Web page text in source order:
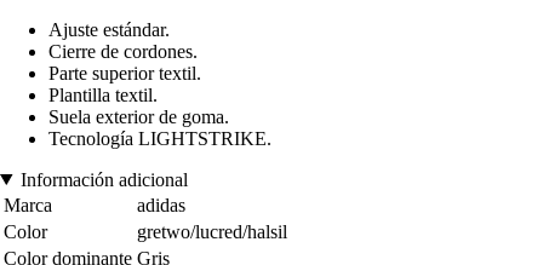
Ajuste estándar.
Cierre de cordones.
Parte superior textil.
Plantilla textil.
Suela exterior de goma.
Tecnología LIGHTSTRIKE.
Información adicional
Marca
adidas
Color
gretwo/lucred/halsil
Color dominante Gris